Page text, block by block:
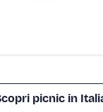
picnic in